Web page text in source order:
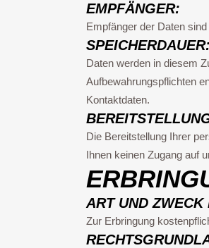
EMPFÄNGER:
Empfänger der Daten
SPEICHERDAUER:
Daten werden in diesem
Aufbewahrungspflichten
Kontaktdaten.
Die Bereitstellung Ihrer
Ihnen keinen Zugang auf
ART UND ZWECK
Zur Erbringung